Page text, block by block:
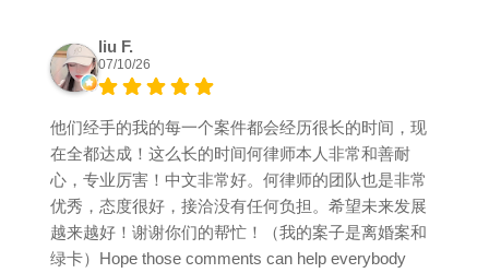
liu F.
07/10/26
他们经手的我的每一个案件都会经历很长的时间，现
在全都达成！这么长的时间何律师本人非常和善耐
心，专业厉害！中文非常好。何律师的团队也是非常
优秀，态度很好，接洽没有任何负担。希望未来发展
越来越好！谢谢你们的帮忙！（我的案子是离婚案和
绿卡）Hope those comments can help everybody